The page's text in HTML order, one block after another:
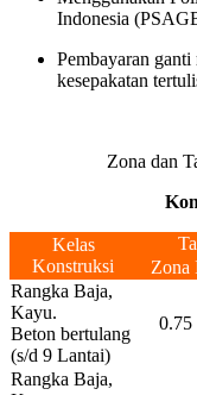
Indonesia
Pembayaran
kesepakatan
Zona dan
Kelas
Konstruksi
Zona
Rangka Baja,
Kayu.
Beton bertulang
(s/d 9 Lantai)
0.75
Rangka Baja,